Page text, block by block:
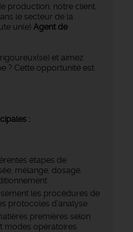
production, notre client,
le secteur de la
un(e) Agent de
et aimez
? Cette opportunité est
:
étapes de
mélange, dosage,
les procédures de
protocoles d’analyse
premières selon
modes opératoires